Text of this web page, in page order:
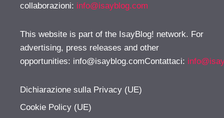
collaborazioni: info@isayblog.com
This website is part of the IsayBlog! network. For
advertising, press releases and other
opportunities: info@isayblog.comContattaci:
Dichiarazione sulla Privacy (UE)
Cookie Policy (UE)